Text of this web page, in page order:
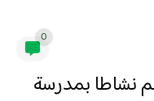
0
نشاطا بمدرسة